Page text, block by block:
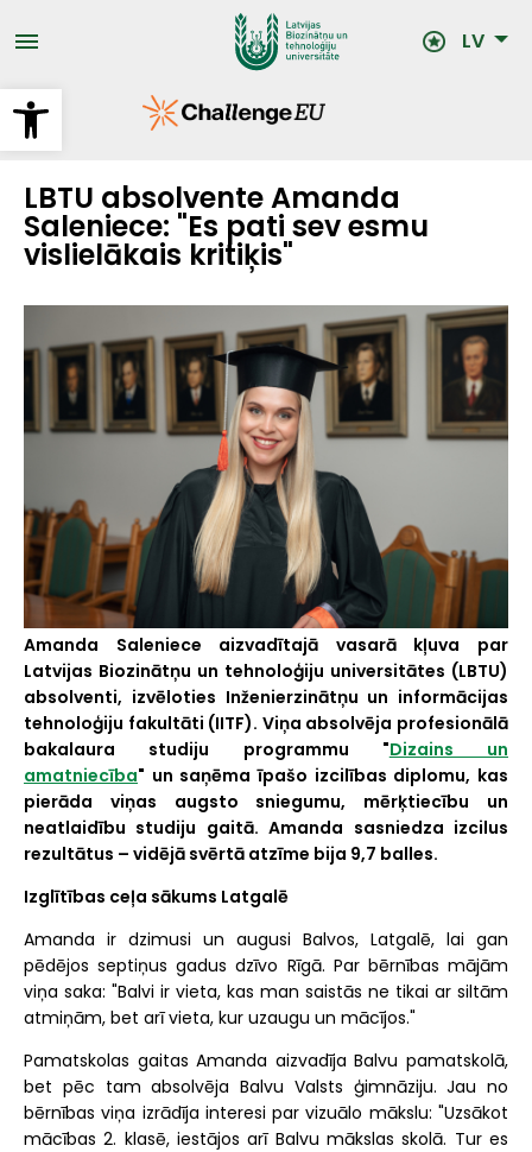
Open toolbar
uz
galveno LV
LBTU absolvente Amanda
Saleniece: "Es pati sev esmu
vislielākais kritiķis"
Amanda Saleniece aizvadītajā vasarā kļuva par
Latvijas Biozinātņu un tehnoloģiju universitātes (LBTU)
absolventi, izvēloties Inženierzinātņu un informācijas
tehnoloģiju fakultāti (IITF). Viņa absolvēja profesionālā
bakalaura studiju programmu "Dizains un
amatniecība" un saņēma īpašo izcilības diplomu, kas
pierāda viņas augsto sniegumu, mērķtiecību un
neatlaidību studiju gaitā. Amanda sasniedza izcilus
rezultātus – vidējā svērtā atzīme bija 9,7 balles.
Izglītības ceļa sākums Latgalē
Amanda ir dzimusi un augusi Balvos, Latgalē, lai gan
pēdējos septiņus gadus dzīvo Rīgā. Par bērnības mājām
viņa saka: "Balvi ir vieta, kas man saistās ne tikai ar siltām
atmiņām, bet arī vieta, kur uzaugu un mācījos."
Pamatskolas gaitas Amanda aizvadīja Balvu pamatskolā,
bet pēc tam absolvēja Balvu Valsts ģimnāziju. Jau no
bērnības viņa izrādīja interesi par vizuālo mākslu: "Uzsākot
mācības 2. klasē, iestājos arī Balvu mākslas skolā. Tur es